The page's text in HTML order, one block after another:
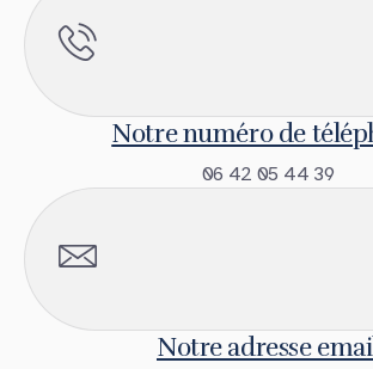
Notre numéro de
06 42 05 44 39
Notre adresse